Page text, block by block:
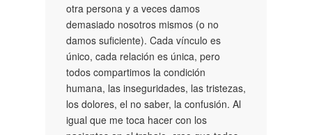
otra persona y a veces damos
demasiado nosotros mismos (o no
damos suficiente). Cada vínculo es
único, cada relación es única, pero
todos compartimos la condición
humana, las inseguridades, las tristezas,
los dolores, el no saber, la confusión. Al
igual que me toca hacer con los